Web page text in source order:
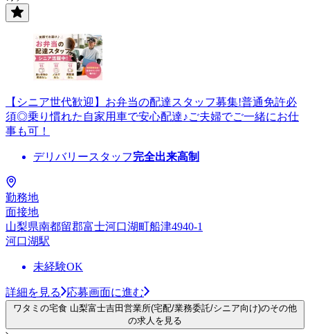
【シニア世代歓迎】お弁当の配達スタッフ募集!普通免許必
須◎乗り慣れた自家用車で安心配達♪ご夫婦でご一緒にお仕
事も可！
デリバリースタッフ完全出来高制
勤務地
面接地
山梨県南都留郡富士河口湖町船津4940-1
河口湖駅
未経験OK
詳細を見る 応募画面に進む
ワタミの宅食 山梨富士吉田営業所(宅配/業務委託/シニア向け)のその他
の求人を見る